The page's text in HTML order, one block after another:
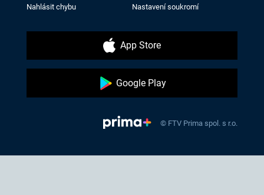
Nahlásit chybu Nastavení soukromí
App Store
Google Play
© FTV Prima spol. s r.o.